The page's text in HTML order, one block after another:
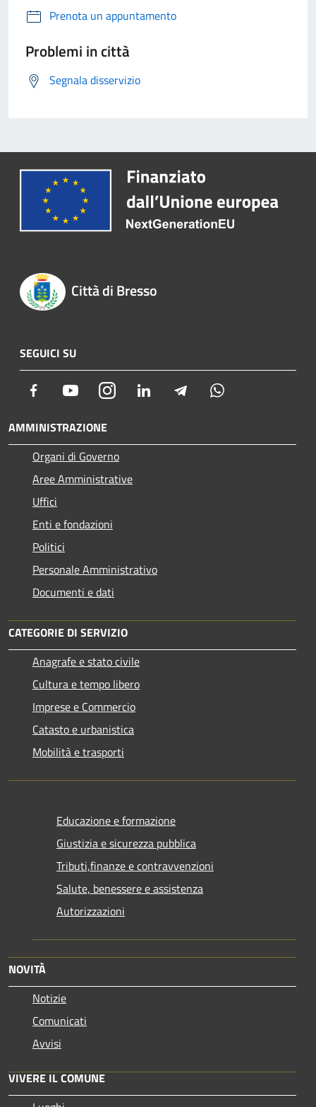
Prenota un appuntamento
Problemi in città
Segnala disservizio
Città di Bresso
SEGUICI SU
Facebook YoutubeInstagram LinkedIn Telegram
AMMINISTRAZIONE
Organi di Governo
Aree Amministrative
Uffici
Enti e fondazioni
Politici
Personale Amministrativo
Documenti e dati
CATEGORIE DI SERVIZIO
Anagrafe e stato civile
Cultura e tempo libero
Imprese e Commercio
Catasto e urbanistica
Mobilità e trasporti
Educazione e formazione
Giustizia e sicurezza pubblica
Tributi,finanze e contravvenzioni
Salute, benessere e assistenza
Autorizzazioni
NOVITÀ
Notizie
Comunicati
Avvisi
VIVERE IL COMUNE